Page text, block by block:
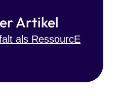
Artikel
als RessourcE